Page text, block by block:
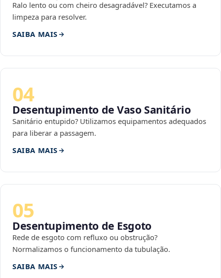
Ralo lento ou com cheiro desagradável? Executamos a
limpeza para resolver.
SAIBA MAIS
04
Desentupimento de Vaso Sanitário
Sanitário entupido? Utilizamos equipamentos adequados
para liberar a passagem.
SAIBA MAIS
05
Desentupimento de Esgoto
Rede de esgoto com refluxo ou obstrução?
Normalizamos o funcionamento da tubulação.
SAIBA MAIS